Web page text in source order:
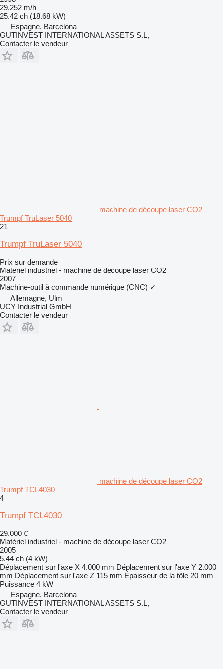
29.252 m/h
25.42 ch (18.68 kW)
Espagne, Barcelona
GUTINVEST INTERNATIONAL ASSETS S.L,
Contacter le vendeur
machine de découpe laser CO2
Trumpf TruLaser 5040
21
Trumpf TruLaser 5040
Prix sur demande
Matériel industriel - machine de découpe laser CO2
2007
Machine-outil à commande numérique (CNC) ✓
Allemagne, Ulm
UCY Industrial GmbH
Contacter le vendeur
machine de découpe laser CO2
Trumpf TCL4030
4
Trumpf TCL4030
29.000 €
Matériel industriel - machine de découpe laser CO2
2005
5.44 ch (4 kW)
Déplacement sur l'axe X 4.000 mm Déplacement sur l'axe Y 2.000
mm Déplacement sur l'axe Z 115 mm Épaisseur de la tôle 20 mm
Puissance 4 kW
Espagne, Barcelona
GUTINVEST INTERNATIONAL ASSETS S.L,
Contacter le vendeur